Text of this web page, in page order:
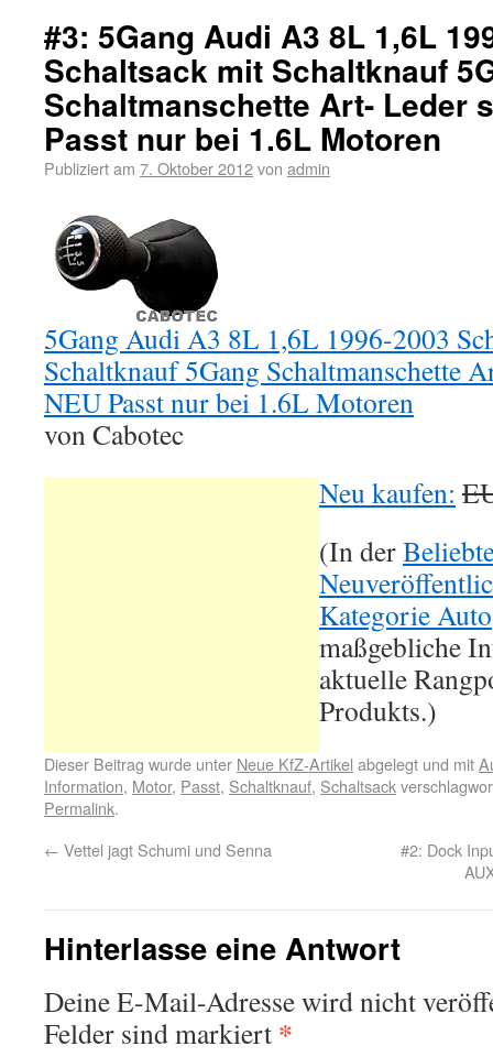
#3: 5Gang Audi A3 8L 1,6L
Schaltsack mit Schaltknauf
Schaltmanschette Art- Leder
Passt nur bei 1.6L Motoren
Publiziert am 7. Oktober 2012von admin
5Gang Audi A3 8L 1,6L 1996-2003
Schaltknauf 5Gang Schaltmanschette
NEU Passt nur bei 1.6L Motoren
von Cabotec
Neu kaufen:
(In der
Kategorie Auto
maßgebliche
aktuelle
Produkts.)
Dieser Beitrag wurde unter Neue KfZ-Artikel abgelegt und mit
Information, Motor, Passt, Schaltknauf, Schaltsack
Permalink.
← Vettel jagt Schumi und Senna
#2: Dock
Hinterlasse eine Antwort
Deine E-Mail-Adresse wird nicht
Felder sind markiert *